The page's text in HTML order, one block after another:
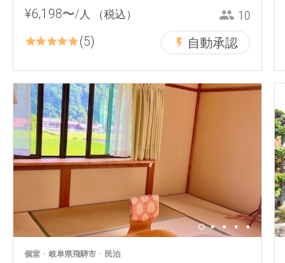
使用 岐阜県産自然素材の部屋
¥6,198〜/人 （税込） 10
5 自動承認
個室 岐阜県飛騨市 民泊